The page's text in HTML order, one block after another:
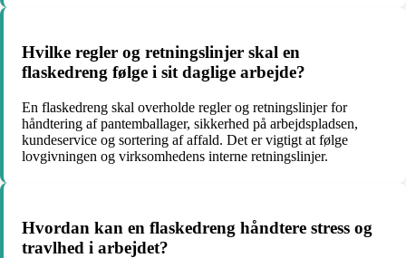
Hvilke regler og retningslinjer skal en
flaskedreng følge i sit daglige arbejde?
En flaskedreng skal overholde regler og retningslinjer for
håndtering af pantemballager, sikkerhed på arbejdspladsen,
kundeservice og sortering af affald. Det er vigtigt at følge
lovgivningen og virksomhedens interne retningslinjer.
Hvordan kan en flaskedreng håndtere stress og
travlhed i arbejdet?